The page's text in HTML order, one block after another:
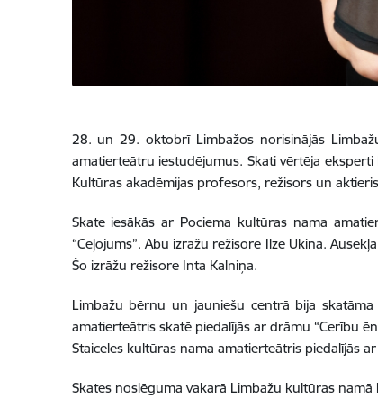
28. un 29. oktobrī Limbažos norisinājās
amatierteātru iestudējumus. Skati vērtēja
Kultūras akadēmijas profesors, režisors un
Skate iesākās ar Pociema kultūras nama
“Ceļojums”. Abu izrāžu režisore Ilze Ukina.
Šo izrāžu režisore Inta Kalniņa.
Limbažu bērnu un jauniešu centrā bija
amatierteātris skatē piedalījās ar drāmu “Cerību
Staiceles kultūras nama amatierteātris piedalījās
Skates noslēguma vakarā Limbažu kultūras